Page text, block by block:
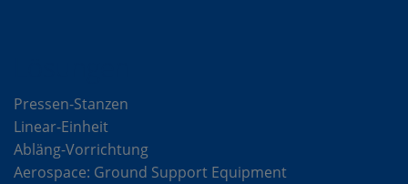
Pressen-Stanzen
Linear-Einheit
Abläng-Vorrichtung
Aerospace: Ground Support Equipment